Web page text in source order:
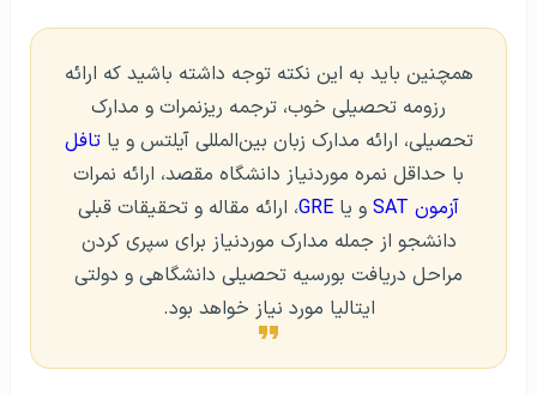
همچنین باید به این نکته توجه داشته باشید که ارائه
رزومه تحصیلی خوب، ترجمه ریزنمرات و مدارک
تحصیلی، ارائه مدارک زبان بین‌المللی آیلتس و یاتافل
با حداقل نمره موردنیاز دانشگاه مقصد، ارائه نمرات
آزمون SAT
و یا GRE، ارائه مقاله و تحقیقات قبلی
دانشجو از جمله مدارک موردنیاز برای سپری کردن
مراحل دریافت بورسیه تحصیلی دانشگاهی و دولتی
ایتالیا مورد نیاز خواهد بود.